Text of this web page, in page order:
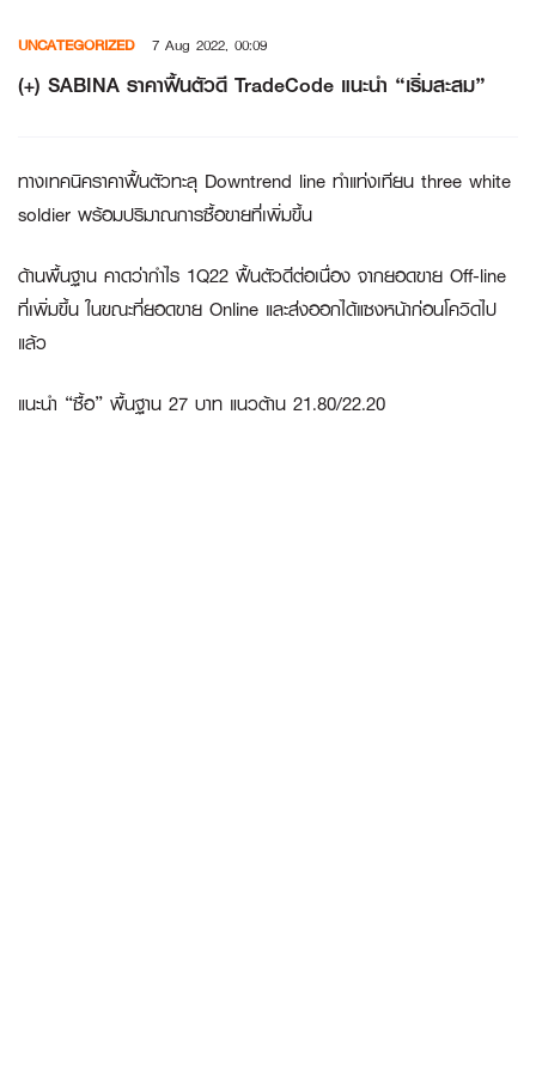
content
UNCATEGORIZED 7 Aug 2022, 00:09
(+) SABINA ราคาฟื้นตัวดี TradeCode แนะนำ “เริ่มสะสม”
ทางเทคนิคราคาฟื้นตัวทะลุ Downtrend line ทำแท่งเทียน three white
soldier พร้อมปริมาณการซื้อขายที่เพิ่มขึ้น
ด้านพื้นฐาน คาดว่ากำไร 1Q22 ฟื้นตัวดีต่อเนื่อง จากยอดขาย Off-line
ที่เพิ่มขึ้น ในขณะที่ยอดขาย Online และส่งออกได้แซงหน้าก่อนโควิดไป
แล้ว
แนะนำ “ซื้อ” พื้นฐาน 27 บาท แนวต้าน 21.80/22.20